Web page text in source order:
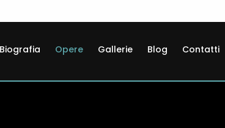
Biografia Opere Gallerie Blog Contatti